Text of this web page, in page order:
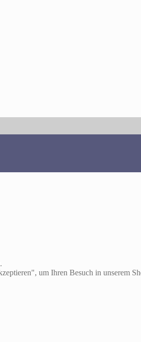
um Ihren Besuch in unserem